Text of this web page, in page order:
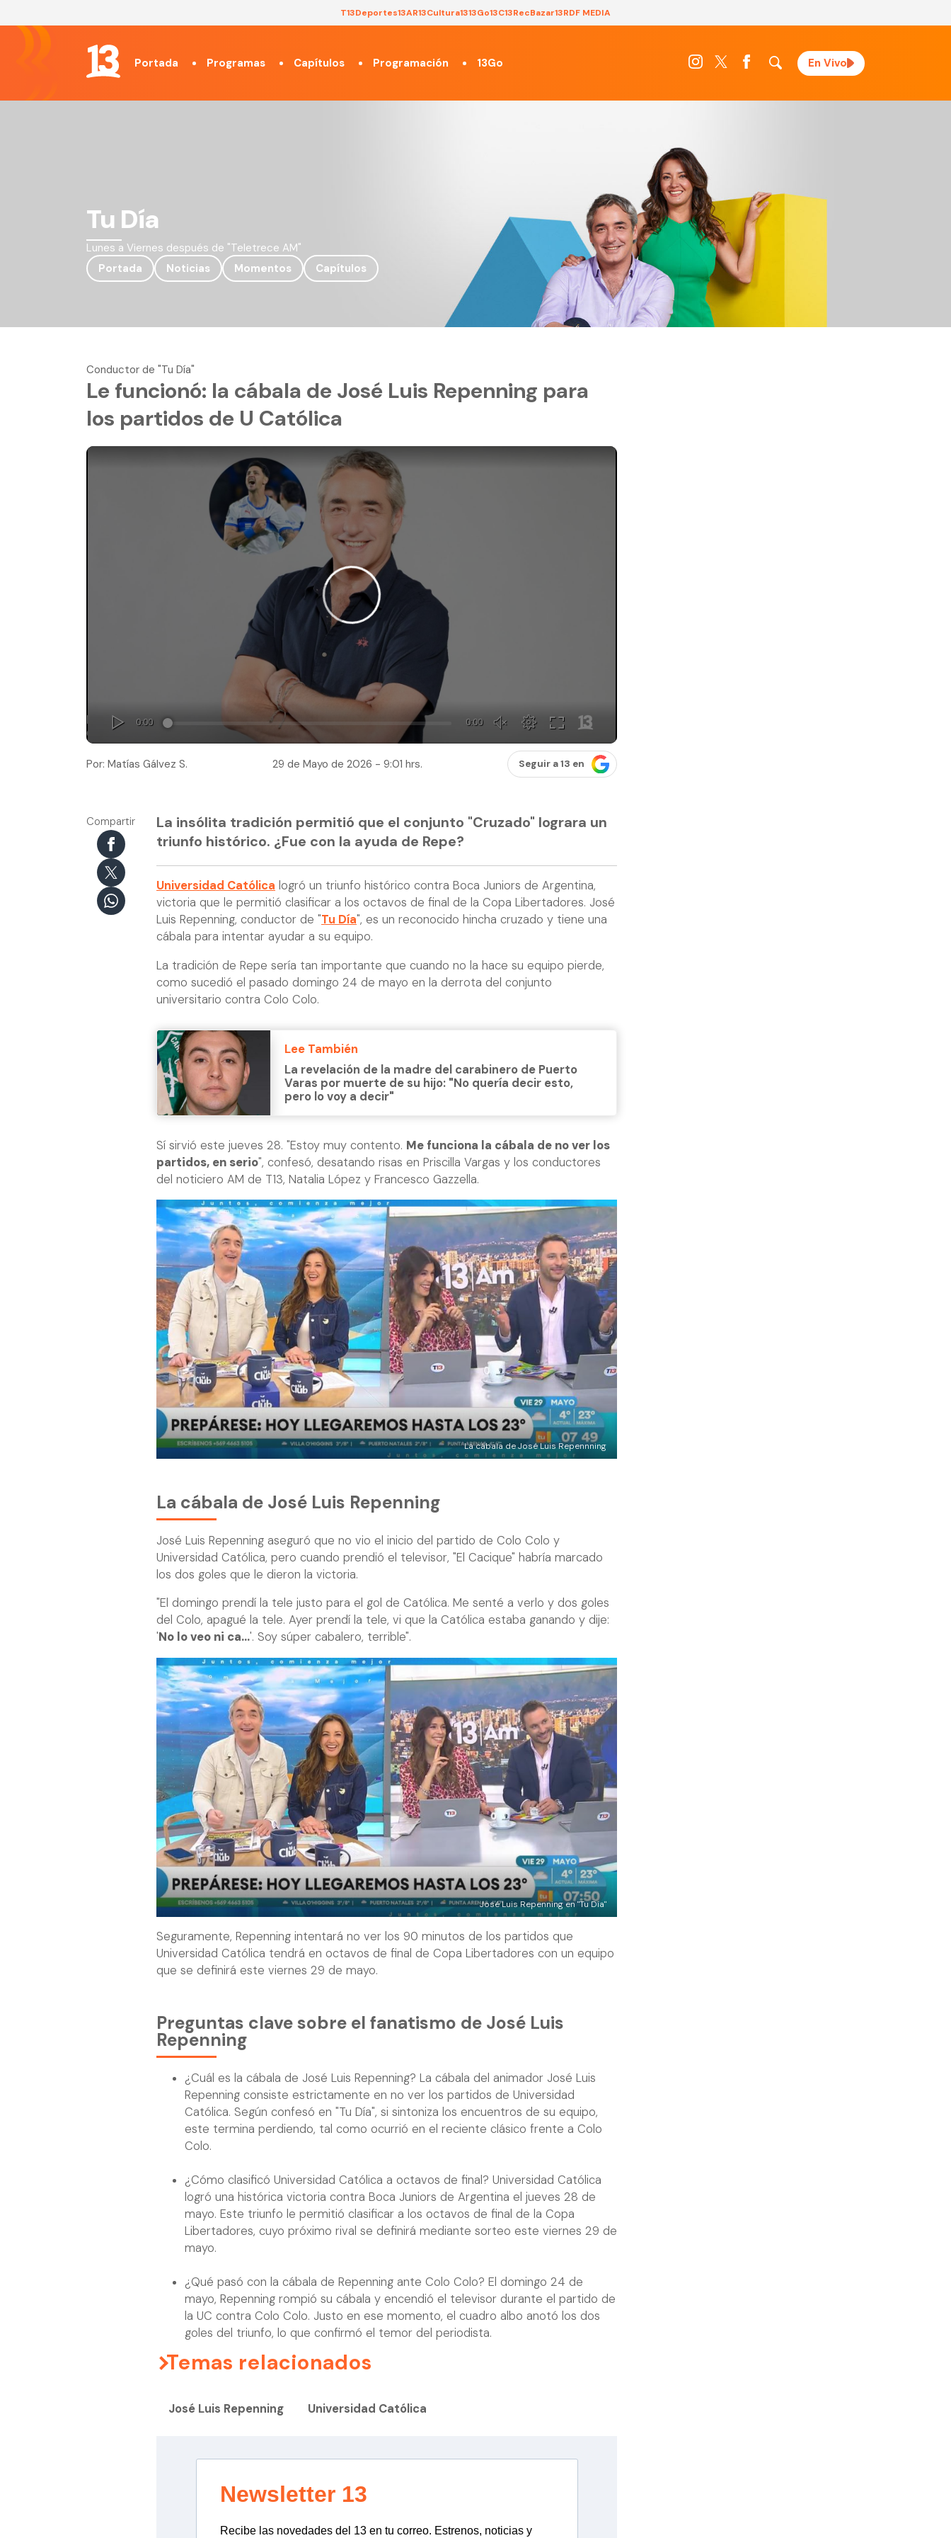
T13Deportes13AR13Cultura1313Go13C13RecBazar13RDF MEDIA
Portada Programas Capítulos Programación 13Go En Vivo
Tu Día
Lunes a Viernes después de "Teletrece AM"
Portada
Noticias Momentos Capítulos
Conductor de "Tu Día"
Le funcionó: la cábala de José Luis Repenning para
los partidos de U Católica
Por: Matías Gálvez S. 29 de Mayo de 2026 - 9:01 hrs. Seguir a 13 en
Compartir
La insólita tradición permitió que el conjunto "Cruzado" lograra un
triunfo histórico. ¿Fue con la ayuda de Repe?
Universidad Católica logró un triunfo histórico contra Boca Juniors de Argentina,
victoria que le permitió clasificar a los octavos de final de la Copa Libertadores. José
Luis Repenning, conductor de "Tu Día", es un reconocido hincha cruzado y tiene una
cábala para intentar ayudar a su equipo.
La tradición de Repe sería tan importante que cuando no la hace su equipo pierde,
como sucedió el pasado domingo 24 de mayo en la derrota del conjunto
universitario contra Colo Colo.
Lee También
La revelación de la madre del carabinero de Puerto
Varas por muerte de su hijo: "No quería decir esto,
pero lo voy a decir"
Sí sirvió este jueves 28. "Estoy muy contento. Me funciona la cábala de no ver los
partidos, en serio", confesó, desatando risas en Priscilla Vargas y los conductores
del noticiero AM de T13, Natalia López y Francesco Gazzella.
La cábala de José Luis Repennning
La cábala de José Luis Repenning
José Luis Repenning aseguró que no vio el inicio del partido de Colo Colo y
Universidad Católica, pero cuando prendió el televisor, "El Cacique" habría marcado
los dos goles que le dieron la victoria.
"El domingo prendí la tele justo para el gol de Católica. Me senté a verlo y dos goles
del Colo, apagué la tele. Ayer prendí la tele, vi que la Católica estaba ganando y dije:
'No lo veo ni ca...'. Soy súper cabalero, terrible".
José Luis Repenning en "Tu Día"
Seguramente, Repenning intentará no ver los 90 minutos de los partidos que
Universidad Católica tendrá en octavos de final de Copa Libertadores con un equipo
que se definirá este viernes 29 de mayo.
Preguntas clave sobre el fanatismo de José Luis
Repenning
¿Cuál es la cábala de José Luis Repenning? La cábala del animador José Luis
Repenning consiste estrictamente en no ver los partidos de Universidad
Católica. Según confesó en "Tu Día", si sintoniza los encuentros de su equipo,
este termina perdiendo, tal como ocurrió en el reciente clásico frente a Colo
Colo.
¿Cómo clasificó Universidad Católica a octavos de final? Universidad Católica
logró una histórica victoria contra Boca Juniors de Argentina el jueves 28 de
mayo. Este triunfo le permitió clasificar a los octavos de final de la Copa
Libertadores, cuyo próximo rival se definirá mediante sorteo este viernes 29 de
mayo.
¿Qué pasó con la cábala de Repenning ante Colo Colo? El domingo 24 de
mayo, Repenning rompió su cábala y encendió el televisor durante el partido de
la UC contra Colo Colo. Justo en ese momento, el cuadro albo anotó los dos
goles del triunfo, lo que confirmó el temor del periodista.
Temas relacionados
José Luis Repenning Universidad Católica
Newsletter 13
Recibe las novedades del 13 en tu correo. Estrenos, noticias y